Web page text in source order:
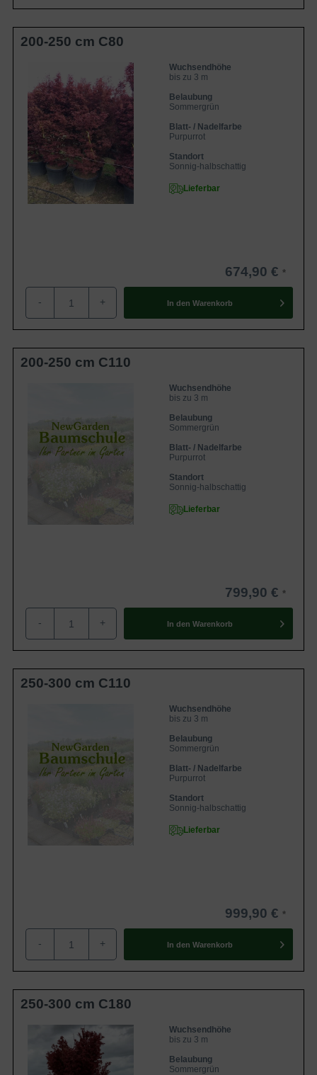
200-250 cm C80
Wuchsendhöhe
bis zu 3 m
Belaubung
Sommergrün
Blatt- / Nadelfarbe
Purpurrot
Standort
Sonnig-halbschattig
Lieferbar
674,90 €
- + In den Warenkorb
200-250 cm C110
Wuchsendhöhe
bis zu 3 m
Belaubung
Sommergrün
Blatt- / Nadelfarbe
Purpurrot
Standort
Sonnig-halbschattig
Lieferbar
799,90 €
- + In den Warenkorb
250-300 cm C110
Wuchsendhöhe
bis zu 3 m
Belaubung
Sommergrün
Blatt- / Nadelfarbe
Purpurrot
Standort
Sonnig-halbschattig
Lieferbar
999,90 €
- + In den Warenkorb
250-300 cm C180
Wuchsendhöhe
bis zu 3 m
Belaubung
Sommergrün